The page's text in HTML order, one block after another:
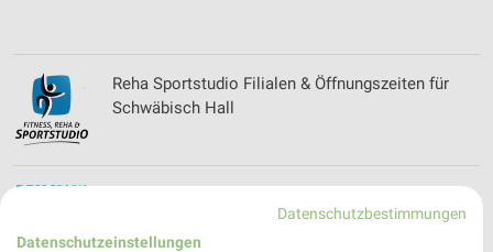
Reha Sportstudio Filialen & Öffnungszeiten für
Schwäbisch Hall
Datenschutzbestimmungen
Datenschutzeinstellungen